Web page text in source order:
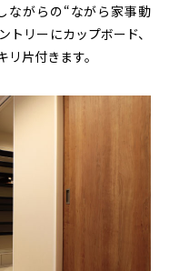
ながらの“ながら家事動
リーにカップボード、
片付きます。